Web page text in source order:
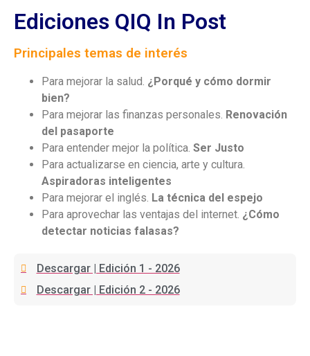
Ediciones QIQ In Post
Principales temas de interés
Para mejorar la salud. ¿Porqué y cómo dormir
bien?
Para mejorar las finanzas personales. Renovación
del pasaporte
Para entender mejor la política. Ser Justo
Para actualizarse en ciencia, arte y cultura.
Aspiradoras inteligentes
Para mejorar el inglés. La técnica del espejo
Para aprovechar las ventajas del internet. ¿Cómo
detectar noticias falasas?
Descargar | Edición 1 - 2026
Descargar | Edición 2 - 2026